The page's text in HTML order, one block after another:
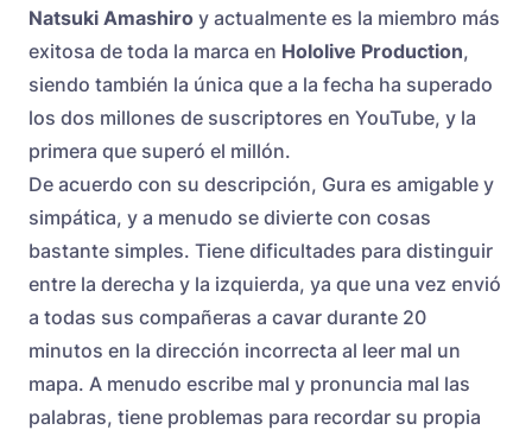
Natsuki Amashiro y actualmente es la miembro más
exitosa de toda la marca en Hololive Production,
siendo también la única que a la fecha ha superado
los dos millones de suscriptores en YouTube, y la
primera que superó el millón.
De acuerdo con su descripción, Gura es amigable y
simpática, y a menudo se divierte con cosas
bastante simples. Tiene dificultades para distinguir
entre la derecha y la izquierda, ya que una vez envió
a todas sus compañeras a cavar durante 20
minutos en la dirección incorrecta al leer mal un
mapa. A menudo escribe mal y pronuncia mal las
palabras, tiene problemas para recordar su propia